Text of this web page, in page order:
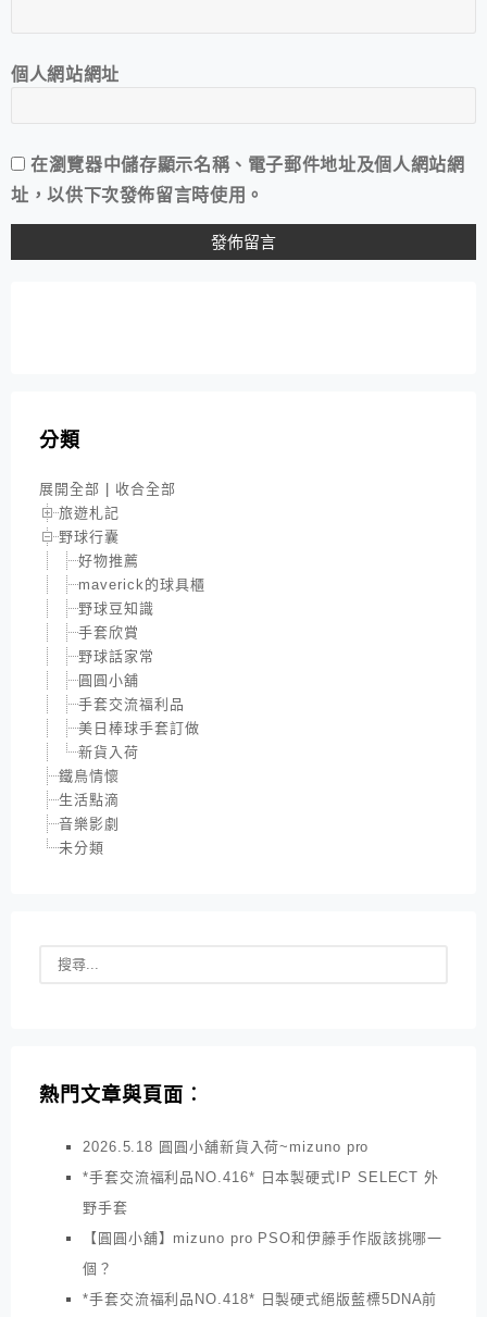
個人網站網址
在瀏覽器中儲存顯示名稱、電子郵件地址及個人網站網
址，以供下次發佈留言時使用。
分類
展開全部 | 收合全部
旅遊札記
野球行囊
好物推薦
maverick的球具櫃
野球豆知識
手套欣賞
野球話家常
圓圓小舖
手套交流福利品
美日棒球手套訂做
新貨入荷
鐵鳥情懷
生活點滴
音樂影劇
未分類
熱門文章與頁面︰
2026.5.18 圓圓小舖新貨入荷~mizuno pro
*手套交流福利品NO.416* 日本製硬式IP SELECT 外
野手套
【圓圓小舖】mizuno pro PSO和伊藤手作版該挑哪一
個？
*手套交流福利品NO.418* 日製硬式絕版藍標5DNA前